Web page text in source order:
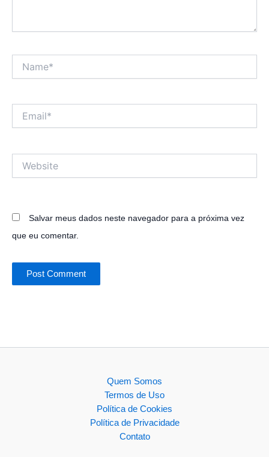
Salvar meus dados neste navegador para a próxima vez
que eu comentar.
Quem Somos
Termos de Uso
Política de Cookies
Política de Privacidade
Contato